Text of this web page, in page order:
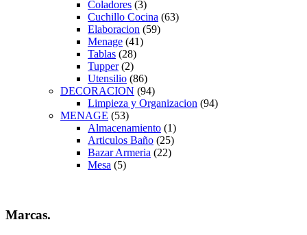
Coladores (3)
Cuchillo Cocina (63)
Elaboracion (59)
Menage (41)
Tablas (28)
Tupper (2)
Utensilio (86)
DECORACION (94)
Limpieza y Organizacion (94)
MENAGE (53)
Almacenamiento (1)
Articulos Baño (25)
Bazar Armeria (22)
Mesa (5)
Marcas.